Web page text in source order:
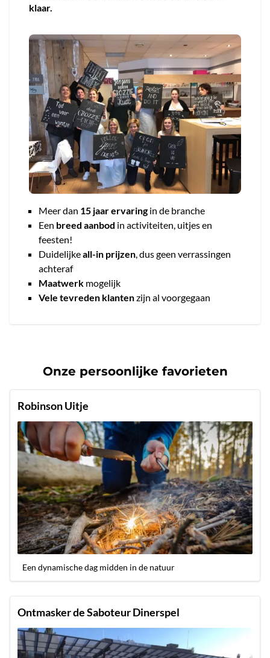
klaar.
Meer dan 15 jaar ervaringin de branche
Een breed aanbod in activiteiten, uitjes en
feesten!
Duidelijkeall-in prijzen, dus geen verrassingen
achteraf
Maatwerk mogelijk
Vele tevreden klantenzijn al voorgegaan
Onze persoonlijke favorieten
Robinson Uitje
Een dynamische dag midden in de natuur
Ontmasker de Saboteur Dinerspel